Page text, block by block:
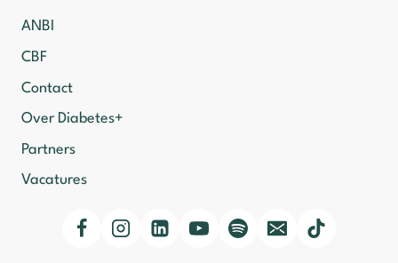
ANBI
CBF
Contact
Over Diabetes+
Partners
Vacatures